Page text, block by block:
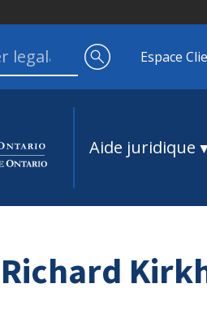
Espace
Aide juridique
Richard